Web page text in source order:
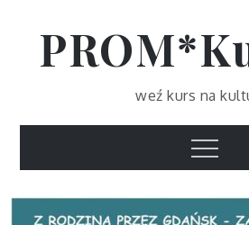
content
weź kurs na
Menu